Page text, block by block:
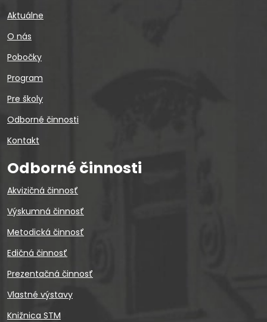
Aktuálne
O nás
Pobočky
Program
Pre školy
Odborné činnosti
Kontakt
Odborné činnosti
Akvizičná činnosť
Výskumná činnosť
Metodická činnosť
Edičná činnosť
Prezentačná činnosť
Vlastné výstavy
Knižnica STM